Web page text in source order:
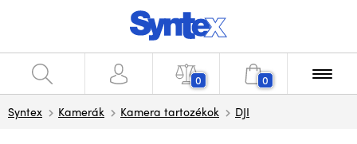
0 0
Syntex Kamerák Kamera tartozékok DJI